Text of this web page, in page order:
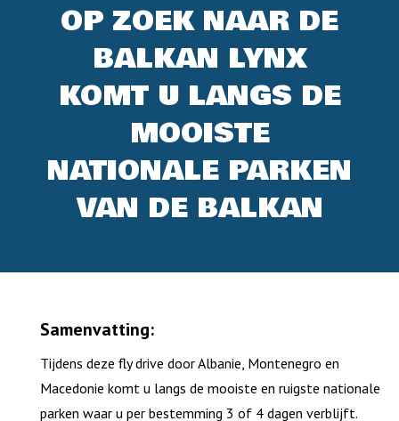
OP ZOEK NAAR DE
BALKAN LYNX
KOMT U LANGS DE
MOOISTE
NATIONALE PARKEN
VAN DE BALKAN
Samenvatting:
Tijdens deze fly drive door Albanie, Montenegro en
Macedonie komt u langs de mooiste en ruigste nationale
parken waar u per bestemming 3 of 4 dagen verblijft.